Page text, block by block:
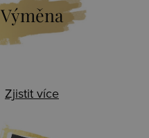
Výměna
Zjistit více